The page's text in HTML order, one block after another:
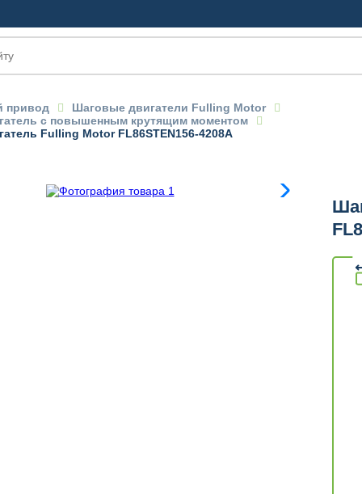
привод
Шаговые двигатели Fulling Motor
с повышенным крутящим моментом
Fulling Motor FL86STEN156-4208A